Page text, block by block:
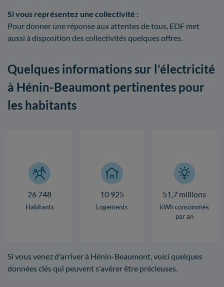
Si vous représentez une collectivité :
Pour donner une réponse aux attentes de tous, EDF met
aussi à disposition des collectivités quelques offres.
Quelques informations sur l'électricité
à Hénin-Beaumont pertinentes pour
les habitants
26 748
Habitants
10 925
Logements
51,7 millions
kWh consommés
par an
Si vous venez d'arriver à Hénin-Beaumont, voici quelques
données clés qui peuvent s'avérer être précieuses.